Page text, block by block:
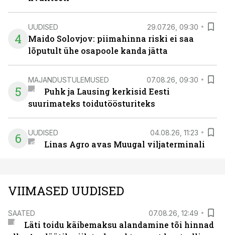
4
UUDISED 29.07.26, 09:30
Maido Solovjov: piimahinna riski ei saa
lõputult ühe osapoole kanda jätta
5
MAJANDUSTULEMUSED 07.08.26, 09:30
Puhk ja Lausing kerkisid Eesti
suurimateks toidutöösturiteks
6 UUDISED 04.08.26, 11:23
Linas Agro avas Muugal viljaterminali
VIIMASED UUDISED
SAATED 07.08.26, 12:49
Läti toidu käibemaksu alandamine tõi hinnad